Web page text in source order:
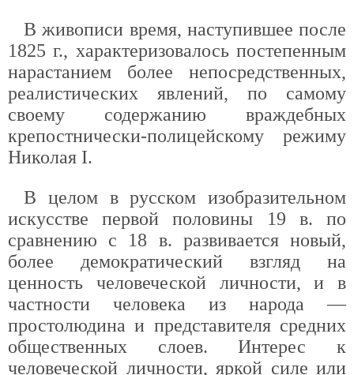
В живописи время, наступившее после
1825 г., характеризовалось постепенным
нарастанием более непосредственных,
реалистических явлений, по самому
своему содержанию враждебных
крепостнически-полицейскому режиму
Николая I.
В целом в русском изобразительном
искусстве первой половины 19 в. по
сравнению с 18 в. развивается новый,
более демократический взгляд на
ценность человеческой личности, и в
частности человека из народа —
простолюдина и представителя средних
общественных слоев. Интерес к
человеческой личности, яркой силе или